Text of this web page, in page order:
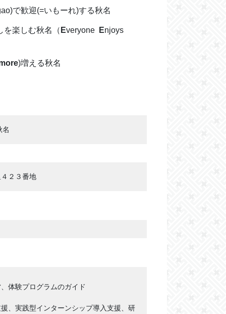
で歓迎(=いもーれ)する秋名
を楽しむ秋名（ Everyone Enjoys
)増える秋名
名
２３番地
体験プログラムのガイド
、実践型インターンシップ導入支援、研